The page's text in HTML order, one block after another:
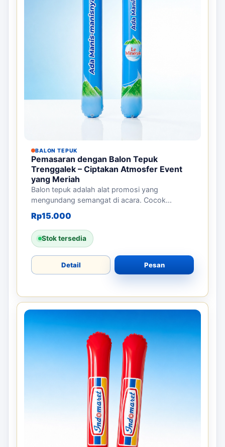
BALON TEPUK
Pemasaran dengan Balon Tepuk
Trenggalek – Ciptakan Atmosfer Event
yang Meriah
Balon tepuk adalah alat promosi yang
mengundang semangat di acara. Cocok...
Rp15.000
Stok tersedia
Detail Pesan